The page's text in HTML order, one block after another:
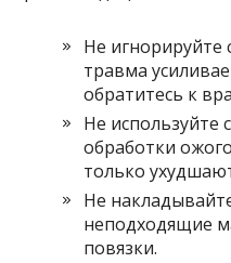
Не игнорируйте
травма
обратитесь к
Не используйте
обработки
только
Не
неподходящие
повязки.